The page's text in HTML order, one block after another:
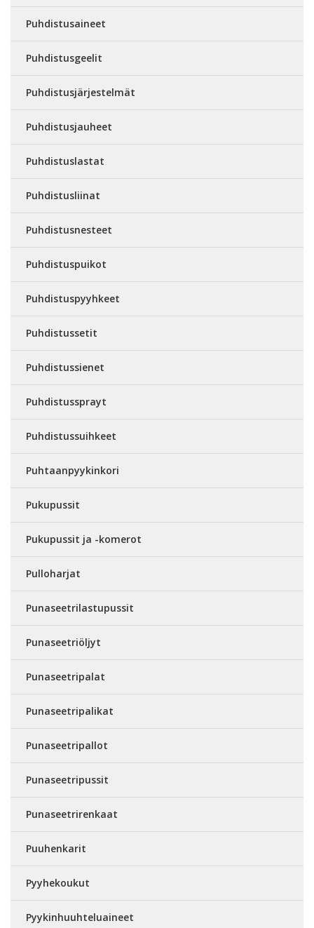
Puhdistusaineet
Puhdistusgeelit
Puhdistusjärjestelmät
Puhdistusjauheet
Puhdistuslastat
Puhdistusliinat
Puhdistusnesteet
Puhdistuspuikot
Puhdistuspyyhkeet
Puhdistussetit
Puhdistussienet
Puhdistussprayt
Puhdistussuihkeet
Puhtaanpyykinkori
Pukupussit
Pukupussit ja -komerot
Pulloharjat
Punaseetrilastupussit
Punaseetriöljyt
Punaseetripalat
Punaseetripalikat
Punaseetripallot
Punaseetripussit
Punaseetrirenkaat
Puuhenkarit
Pyyhekoukut
Pyykinhuuhteluaineet